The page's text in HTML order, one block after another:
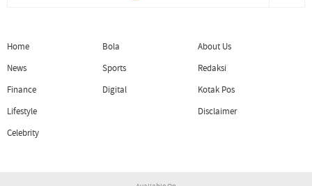
Home
News
Finance
Lifestyle
Celebrity
Bola
Sports
Digital
About Us
Redaksi
Kotak Pos
Disclaimer